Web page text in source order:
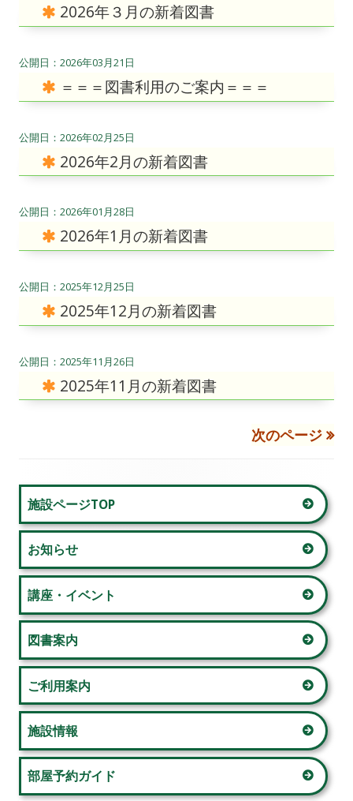
2026年３月の新着図書
2026年03月21日
＝＝＝図書利用のご案内＝＝＝
2026年02月25日
2026年2月の新着図書
2026年01月28日
2026年1月の新着図書
2025年12月25日
2025年12月の新着図書
2025年11月26日
2025年11月の新着図書
ナ
ビ
ゲ
ー
シ
ョ
ン
次のページ
メ
イ
ン
サ
イ
ド
バ
ー
施設ページTOP
お知らせ
講座・イベント
図書案内
ご利用案内
施設情報
部屋予約ガイド